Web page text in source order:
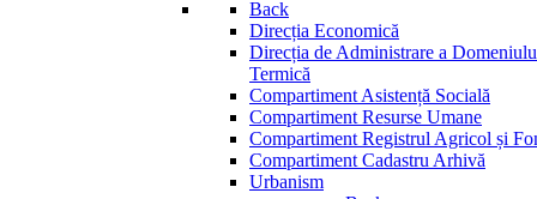
Back
Direcția Economică
Direcția de Administrare a
Termică
Compartiment Asistență Socială
Compartiment Resurse Umane
Compartiment Registrul Agricol și
Compartiment Cadastru Arhivă
Urbanism